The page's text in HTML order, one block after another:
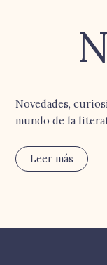
Novedades,
mundo de la
Leer más